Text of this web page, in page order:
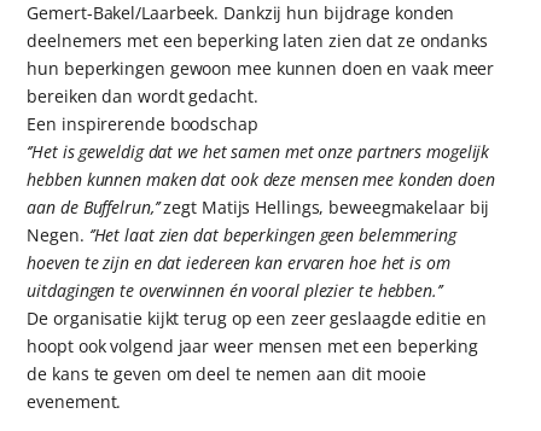
Gemert-Bakel/Laarbeek. Dankzij hun bijdrage konden
deelnemers met een beperking laten zien dat ze ondanks
hun beperkingen gewoon mee kunnen doen en vaak meer
bereiken dan wordt gedacht.
Een inspirerende boodschap
‘’Het is geweldig dat we het samen met onze partners mogelijk
hebben kunnen maken dat ook deze mensen mee konden doen
aan de Buffelrun,’’zegt Matijs Hellings, beweegmakelaar bij
Negen. ‘’Het laat zien dat beperkingen geen belemmering
hoeven te zijn en dat iedereen kan ervaren hoe het is om
uitdagingen te overwinnen én vooral plezier te hebben.’’
De organisatie kijkt terug op een zeer geslaagde editie en
hoopt ook volgend jaar weer mensen met een beperking
de kans te geven om deel te nemen aan dit mooie
evenement.